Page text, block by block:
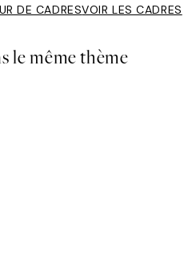
DE CADRESVOIR LES CADRES
le même thème